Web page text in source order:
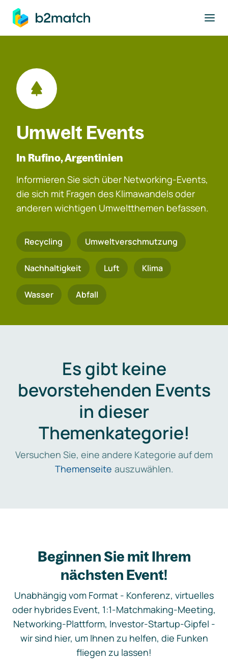
springen
Umwelt Events
In Rufino, Argentinien
Informieren Sie sich über Networking-Events,
die sich mit Fragen des Klimawandels oder
anderen wichtigen Umweltthemen befassen.
Recycling Umweltverschmutzung
Nachhaltigkeit Luft Klima
Wasser Abfall
Es gibt keine
bevorstehenden Events
in dieser
Themenkategorie!
Versuchen Sie, eine andere Kategorie auf dem
Themenseite auszuwählen.
Beginnen Sie mit Ihrem
nächsten Event!
Unabhängig vom Format - Konferenz, virtuelles
oder hybrides Event, 1:1-Matchmaking-Meeting,
Networking-Plattform, Investor-Startup-Gipfel -
wir sind hier, um Ihnen zu helfen, die Funken
fliegen zu lassen!